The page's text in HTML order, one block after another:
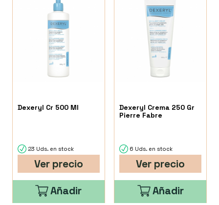
Dexeryl Cr 500 Ml
23 Uds. en stock
Ver precio
Añadir
Dexeryl Crema 250 Gr
Pierre Fabre
6 Uds. en stock
Ver precio
Añadir